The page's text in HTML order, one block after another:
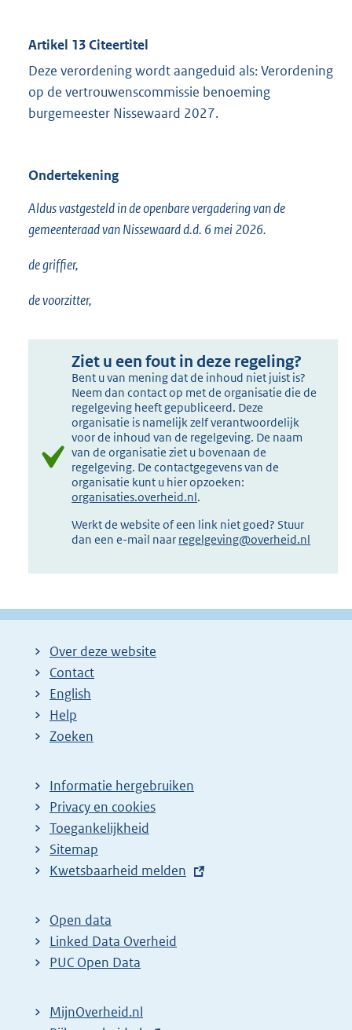
Artikel 13 Citeertitel
Deze verordening wordt aangeduid als: Verordening
op de vertrouwenscommissie benoeming
burgemeester Nissewaard 2027.
Ondertekening
Aldus vastgesteld in de openbare vergadering van de
gemeenteraad van Nissewaard d.d. 6 mei 2026.
de griffier,
de voorzitter,
Ziet u een fout in deze regeling?
Bent u van mening dat de inhoud niet juist is?
Neem dan contact op met de organisatie die de
regelgeving heeft gepubliceerd. Deze
organisatie is namelijk zelf verantwoordelijk
voor de inhoud van de regelgeving. De naam
van de organisatie ziet u bovenaan de
regelgeving. De contactgegevens van de
organisatie kunt u hier opzoeken:
organisaties.overheid.nl.
Werkt de website of een link niet goed? Stuur
dan een e-mail naar regelgeving@overheid.nl
Over deze website
Contact
English
Help
Zoeken
Informatie hergebruiken
Privacy en cookies
Toegankelijkheid
Sitemap
E
t
e
r
l
Kwetsbaarheid melden
Open data
Linked Data Overheid
PUC Open Data
MijnOverheid.nl